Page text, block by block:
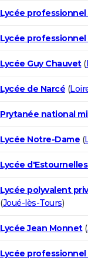
Lycée
Lycée professionnel
Lycée Guy Chauvet(
Lycée de Narcé (
Prytanée national
Lycée Notre-Dame (
Lycée
Lycée polyvalent
(Joué-lès-Tours)
Lycée Jean Monnet(
Lycée professionnel